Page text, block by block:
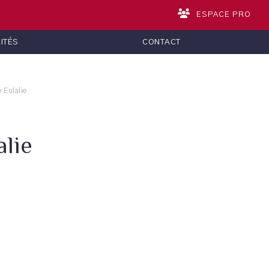
ESPACE PRO
CONTACT
Eulalie